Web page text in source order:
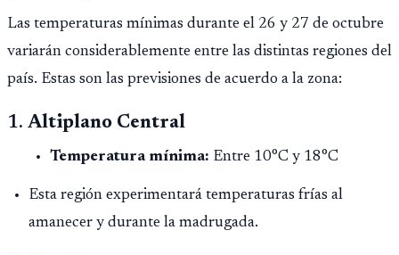
Las temperaturas mínimas durante el 26 y 27 de octubre
variarán considerablemente entre las distintas regiones del
país. Estas son las previsiones de acuerdo a la zona:
1. Altiplano Central
Temperatura mínima: Entre 10°C y 18°C
Esta región experimentará temperaturas frías al
amanecer y durante la madrugada.